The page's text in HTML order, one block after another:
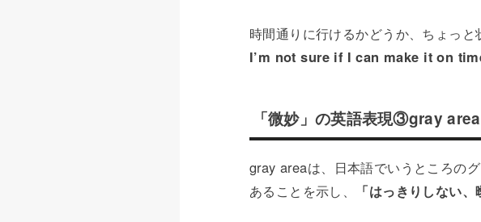
時間通りに行けるかどうか、ちょっと
I’m not sure if I can make it on
「微妙」の英語表現③gray area
gray areaは、日本語でいうところの
あることを示し、
「はっきりしない、